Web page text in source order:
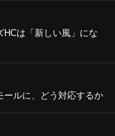
HCは「新しい風」にな
ールに、どう対応するか